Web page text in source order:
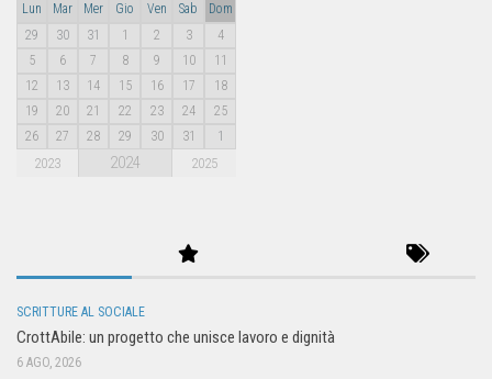
Lun Mar Mer Gio Ven Sab
Dom
29
30 31 1 2 3
4
5
6 7 8 9 10
11
12
13 14 15 16 17
18
19
20 21 22 23 24
25
26
27 28 29 30 31 1
2023 2024 2025
SCRITTURE AL SOCIALE
CrottAbile: un progetto che unisce lavoro e dignità
6 AGO, 2026